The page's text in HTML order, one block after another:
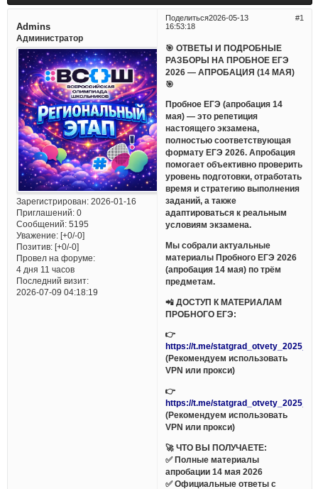
Поделиться 1
2026-05-13
16:53:18
Admins
Администратор
Зарегистрирован: 2026-01-16
Приглашений:0
Сообщений:5195
Уважение: [+0/-0]
Позитив: [+0/-0]
Провел на форуме:
4 дня 11 часов
Последний визит:
2026-07-09 04:18:19
🎯 ОТВЕТЫ И ПОДРОБНЫЕ
РАЗБОРЫ НА ПРОБНОЕ ЕГЭ
2026 — АПРОБАЦИЯ (14 МАЯ)
🎯
Пробное ЕГЭ (апробация 14
мая) — это репетиция
настоящего экзамена,
полностью соответствующая
формату ЕГЭ 2026. Апробация
помогает объективно проверить
уровень подготовки, отработать
время и стратегию выполнения
заданий, а также
адаптироваться к реальным
условиям экзамена.
Мы собрали актуальные
материалы Пробного ЕГЭ 2026
(апробация 14 мая) по трём
предметам.
📲 ДОСТУП К МАТЕРИАЛАМ
ПРОБНОГО ЕГЭ:
👉
https://t.me/
(Рекомендуем использовать
VPN или прокси)
👉
https://t.me/
(Рекомендуем использовать
VPN или прокси)
🚀 ЧТО ВЫ ПОЛУЧАЕТЕ:
✅ Полные материалы
апробации 14 мая 2026
✅ Официальные ответы с